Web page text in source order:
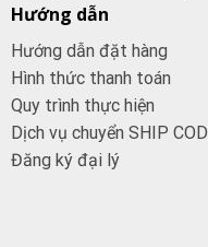
Hướng dẫn
Hướng dẫn đặt hàng
Hình thức thanh toán
Quy trình thực hiện
Dịch vụ chuyển SHIP COD
Đăng ký đại lý